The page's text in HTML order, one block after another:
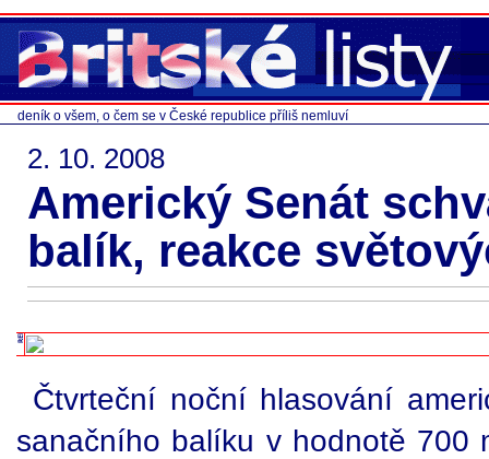
deník o všem, o čem se v České republice příliš nemluví
2. 10. 2008
Americký Senát
balík, reakce
Čtvrteční noční hlasování
sanačního balíku v hodnotě 700